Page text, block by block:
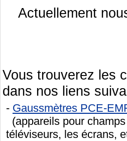
Actuellement
Vous trouverez les
dans nos liens
- Gaussmètres PCE-
(appareils pour
téléviseurs, les écrans,